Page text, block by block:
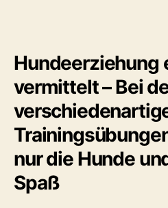
Hundeerziehung
vermittelt – Bei
nur die Hunde
Spaß